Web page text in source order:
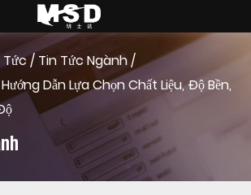
Tức/ Tin Tức Ngành/
Dẫn Lựa Chọn Chất Liệu, Độ Bền,